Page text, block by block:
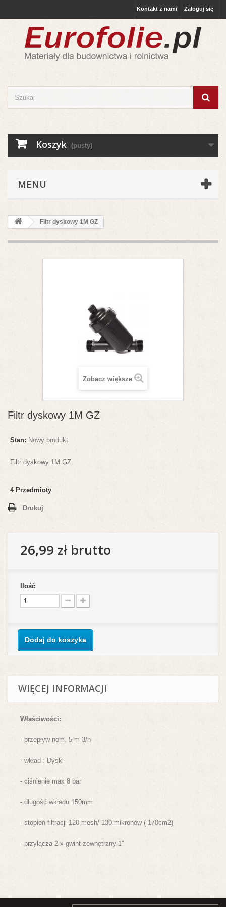
Zaloguj się
Kontakt z nami
Koszyk (pusty)
MENU
Filtr dyskowy 1M GZ
Zobacz większe
Filtr dyskowy 1M GZ
Stan: Nowy produkt
Filtr dyskowy 1M GZ
4 Przedmioty
Drukuj
26,99 złbrutto
Ilość
Dodaj do koszyka
WIĘCEJ INFORMACJI
Właściwości:
- przepływ nom. 5 m 3/h
- wkład : Dyski
- ciśnienie max 8 bar
- długość wkładu 150mm
- stopień filtracji 120 mesh/ 130 mikronów ( 170cm2)
- przyłącza 2 x gwint zewnętrzny 1''